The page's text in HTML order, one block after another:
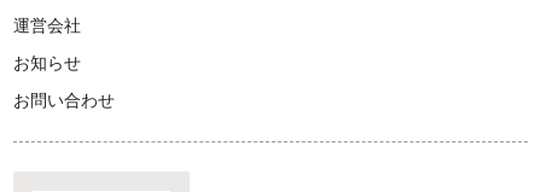
運営会社
お知らせ
お問い合わせ